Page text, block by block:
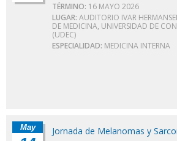
TÉRMINO: 16 MAYO 2026
LUGAR: AUDITORIO IVAR
DE MEDICINA, UNIVERSIDAD DE
(UDEC)
ESPECIALIDAD: MEDICINA INTERNA
May
Jornada de Melanomas y